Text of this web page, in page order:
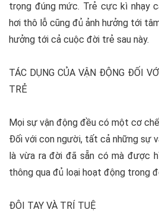
trọng đúng mức. Trẻ cực kì nhạy
hơi thô lỗ cũng đủ ảnh hưởng tới
hưởng tới cả cuộc đời trẻ sau này.
TÁC DỤNG CỦA VẬN ĐỘNG ĐỐI
TRẺ
Mọi sự vận động đều có một cơ
Đối với con người, tất cả những sự
là vừa ra đời đã sẵn có mà được
thông qua đủ loại hoạt động trong
ĐÔI TAY VÀ TRÍ TUỆ